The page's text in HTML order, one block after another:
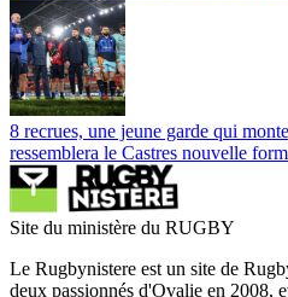
8 recrues, une jeune garde qui
ressemblera le Castres nouvelle
Site du ministère du RUGBY
Le Rugbynistere est un site de
deux passionnés d'Ovalie en 2008,